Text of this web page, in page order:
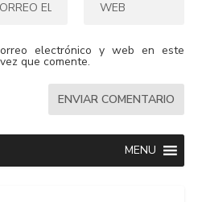
electrónico y web en este
que comente.
MENU